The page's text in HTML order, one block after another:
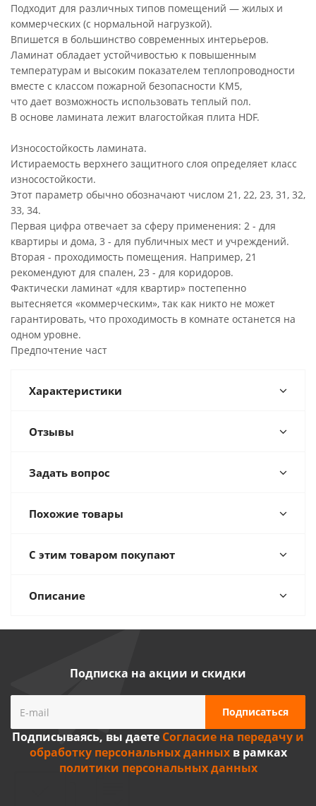
Подходит для различных типов помещений — жилых и
коммерческих (с нормальной нагрузкой).
Впишется в большинство современных интерьеров.
Ламинат обладает устойчивостью к повышенным
температурам и высоким показателем теплопроводности
вместе с классом пожарной безопасности КМ5,
что дает возможность использовать теплый пол.
В основе ламината лежит влагостойкая плита HDF.
Износостойкость ламината.
Истираемость верхнего защитного слоя определяет класс
износостойкости.
Этот параметр обычно обозначают числом 21, 22, 23, 31, 32,
33, 34.
Первая цифра отвечает за сферу применения: 2 - для
квартиры и дома, 3 - для публичных мест и учреждений.
Вторая - проходимость помещения. Например, 21
рекомендуют для спален, 23 - для коридоров.
Фактически ламинат «для квартир» постепенно
вытесняется «коммерческим», так как никто не может
гарантировать, что проходимость в комнате останется на
одном уровне.
Предпочтение част
Характеристики
Отзывы
Задать вопрос
Похожие товары
С этим товаром покупают
Описание
Подписка на акции и скидки
Подписываясь, вы даете Согласие на передачу и
обработку персональных данныхв рамках
политики персональных данных